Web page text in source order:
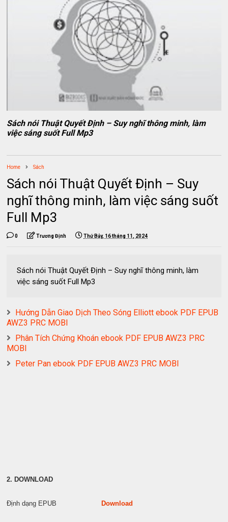
Sách nói Thuật Quyết Định – Suy nghĩ thông minh, làm
việc sáng suốt Full Mp3
Home Sách
Sách nói Thuật Quyết Định – Suy
nghĩ thông minh, làm việc sáng suốt
Full Mp3
0 Trương Định Thứ Bảy, 16 tháng 11, 2024
Sách nói Thuật Quyết Định – Suy nghĩ thông minh, làm
việc sáng suốt Full Mp3
Hướng Dẫn Giao Dịch Theo Sóng Elliott ebook PDF EPUB
AWZ3 PRC MOBI
Phân Tích Chứng Khoán ebook PDF EPUB AWZ3 PRC
MOBI
Peter Pan ebook PDF EPUB AWZ3 PRC MOBI
2. DOWNLOAD
Định dạng EPUBDownload